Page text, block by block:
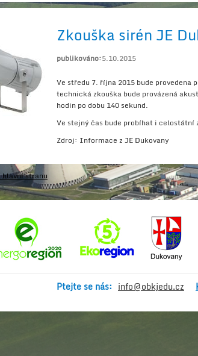
Zkouška sirén JE
publikováno:5.10.2015
Ve středu 7. října 2015 bude provedena
technická zkouška bude provázená
hodin po dobu 140 sekund.
Ve stejný čas bude probíhat i celostátní
Zdroj: Informace z JE Dukovany
hlavní stranu
Ptejte se nás: info@obkjedu.cz